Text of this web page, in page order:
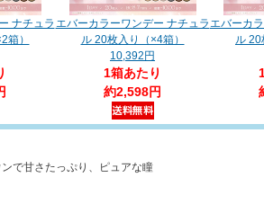
ナチュラ
箱）
エバーカラーワンデー ナチュラ
ル 20枚入り（×4箱）
10,392円
1箱あたり
約2,598円
エバーカ
ル 20
で甘さたっぷり、ピュアな瞳